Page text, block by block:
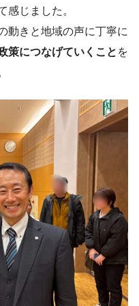
感じました。
動きと地域の声に丁寧に
策につなげていくこと を